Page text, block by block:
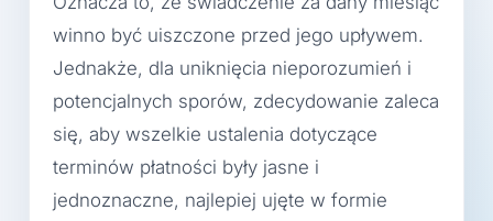
winno być uiszczone przed jego upływem.
Jednakże, dla uniknięcia nieporozumień i
potencjalnych sporów, zdecydowanie zaleca
się, aby wszelkie ustalenia dotyczące
terminów płatności były jasne i
jednoznaczne, najlepiej ujęte w formie